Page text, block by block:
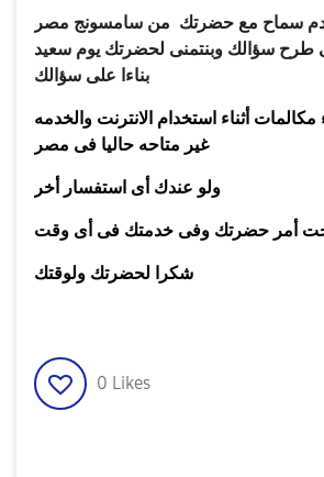
سماح مع حضرتك من سامسونج مصر
طرح سؤالك وبنتمنى لحضرتك يوم سعيد
مكالمات أثناء استخدام الانترنت والخدمه
غير متاحه حاليا فى مصر
ولو عندك أى استفسار أخر
تحت أمر حضرتك وفى خدمتك فى أى وقت
شكرا لحضرتك ولوقتك
0 Likes